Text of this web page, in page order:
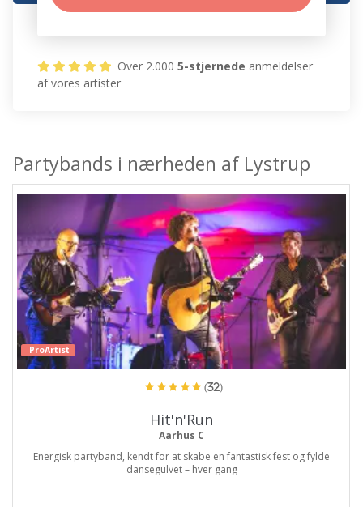
Over 2.0005-stjernede anmeldelser
af vores artister
Partybands i nærheden af Lystrup
ProArtist
(32)
Hit'n'Run
Aarhus C
Energisk partyband, kendt for at skabe en fantastisk fest og fylde
dansegulvet – hver gang